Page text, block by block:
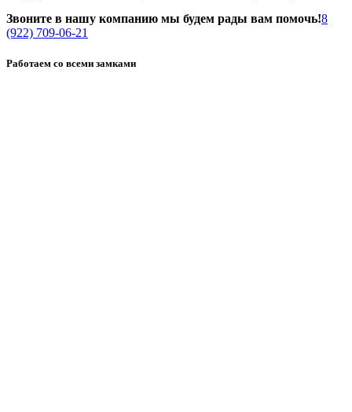
Звоните в нашу компанию мы будем рады вам помочь!8
(922) 709-06-21
Работаем со всеми замками